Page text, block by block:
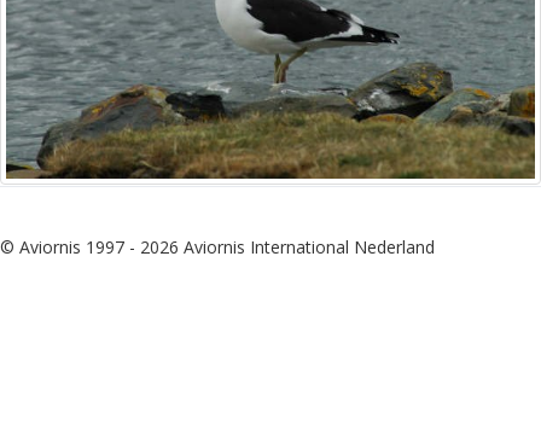
© Aviornis 1997 - 2026 Aviornis International Nederland